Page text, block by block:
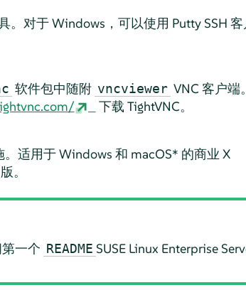
。对于 Windows，可以使用 Putty SSH 客
软件包中随附 vncviewer VNC 客户端
下载 TightVNC。
适用于 Windows 和 macOS* 的商业 X
。
一个 README SUSE Linux Enterprise